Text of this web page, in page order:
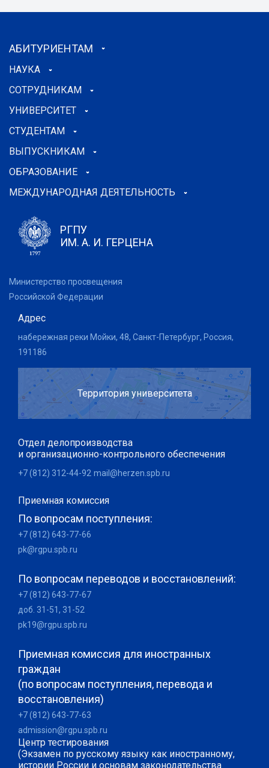
АБИТУРИЕНТАМ
НАУКА
СОТРУДНИКАМ
УНИВЕРСИТЕТ
СТУДЕНТАМ
ВЫПУСКНИКАМ
ОБРАЗОВАНИЕ
МЕЖДУНАРОДНАЯ ДЕЯТЕЛЬНОСТЬ
РГПУ
ИМ. А. И. ГЕРЦЕНА
Министерство просвещения
Российской Федерации
Адрес
набережная реки Мойки, 48, Санкт-Петербург, Россия,
191186
Территория университета
Отдел делопроизводства
и организационно-контрольного обеспечения
+7 (812) 312-44-92 mail@herzen.spb.ru
Приемная комиссия
По вопросам поступления:
+7 (812) 643-77-66
pk@rgpu.spb.ru
По вопросам переводов и восстановлений:
+7 (812) 643-77-67
доб. 31-51, 31-52
pk19@rgpu.spb.ru
Приемная комиссия для иностранных
граждан
(по вопросам поступления, перевода и
восстановления)
+7 (812) 643-77-63
admission@rgpu.spb.ru
Центр тестирования
(Экзамен по русскому языку как иностранному,
истории России и основам законодательства